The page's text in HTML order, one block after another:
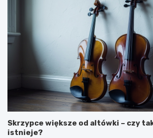
Skrzypce większe od altówki – czy
istnieje?